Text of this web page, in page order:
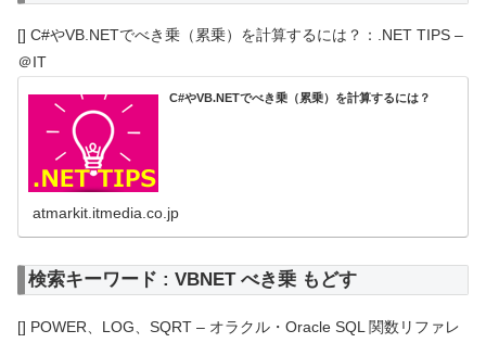
[] C#やVB.NETでべき乗（累乗）を計算するには？：.NET TIPS –
＠IT
C#やVB.NETでべき乗（累乗）を計算するには？
atmarkit.itmedia.co.jp
検索キーワード : VBNET べき乗 もどす
[] POWER、LOG、SQRT – オラクル・Oracle SQL 関数リファレ